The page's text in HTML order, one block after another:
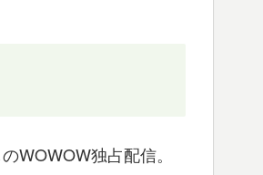
WOWOW独占配信。